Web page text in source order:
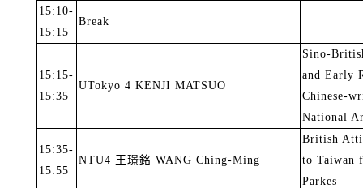
15:10-
15:15
Break
15:15-
15:35
UTokyo 4 KENJI MATSUO
Sino-
and Early
Chinese-
National
15:35-
15:55
NTU4 王璟銘 WANG Ching-Ming
British
to Taiwan
Parkes